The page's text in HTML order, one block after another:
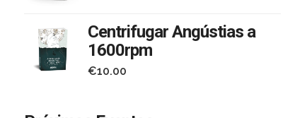
Centrifugar Angústias a
1600rpm
€10.00